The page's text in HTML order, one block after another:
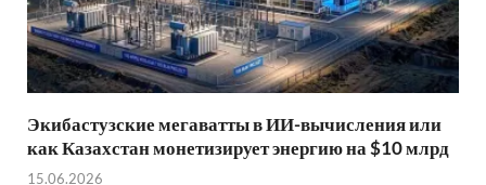
Экибастузские мегаватты в ИИ-вычисления или
как Казахстан монетизирует энергию на $10 млрд
15.06.2026